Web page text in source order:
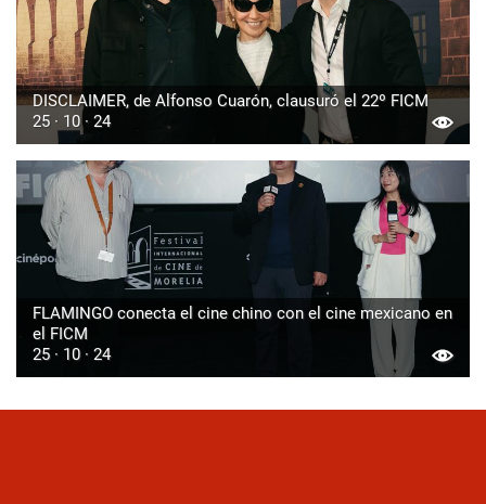
DISCLAIMER, de Alfonso Cuarón, clausuró el 22º FICM
25 · 10 · 24
FLAMINGO conecta el cine chino con el cine mexicano en
el FICM
25 · 10 · 24